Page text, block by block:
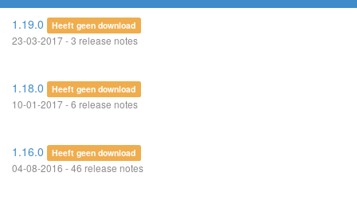
1.19.0 Heeft geen download
23-03-2017 - 3 release notes
1.18.0 Heeft geen download
10-01-2017 - 6 release notes
1.16.0 Heeft geen download
04-08-2016 - 46 release notes